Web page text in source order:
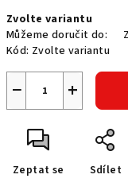
cena:
Zvolte variantu
Můžeme doručit do:
Kód: Zvolte variantu
+
−
Zeptat se Sdílet